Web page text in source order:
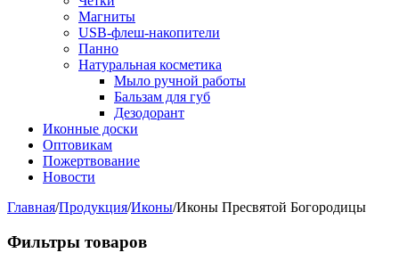
Магниты
USB-флеш-накопители
Панно
Натуральная косметика
Мыло ручной работы
Бальзам для губ
Дезодорант
Иконные доски
Оптовикам
Пожертвование
Новости
Главная/Продукция/Иконы/Иконы Пресвятой Богородицы
Фильтры товаров